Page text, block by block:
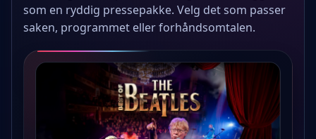
som en ryddig pressepakke. Velg det som passer
saken, programmet eller forhåndsomtalen.